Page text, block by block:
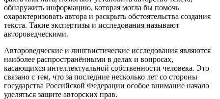
обнаружить информацию, которая могла бы помочь
охарактеризовать автора и раскрыть обстоятельства создания
текста. Такие экспертизы и исследования называют
автороведческими.
Автороведческие и лингвистические исследования являются
наиболее распространёнными в делах и вопросах,
касающихся интеллектуальной собственности человека. Это
связано с тем, что за последние несколько лет со стороны
государства Российской Федерации особое внимание начало
уделяться защите авторских прав.